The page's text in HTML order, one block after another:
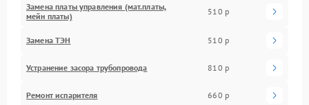
Замена платы управления (мат.платы,
мейн платы)
510 р
Замена ТЭН 510 р
Устранение засора трубопровода 810 р
Ремонт испарителя 660 р